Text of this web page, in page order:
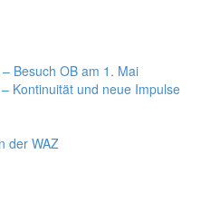
Besuch OB am 1. Mai
Kontinuität und neue Impulse
der WAZ